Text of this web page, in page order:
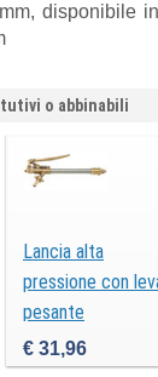
disponibile
o abbinabili
Lancia alta
pressione con
pesante
€ 31,96